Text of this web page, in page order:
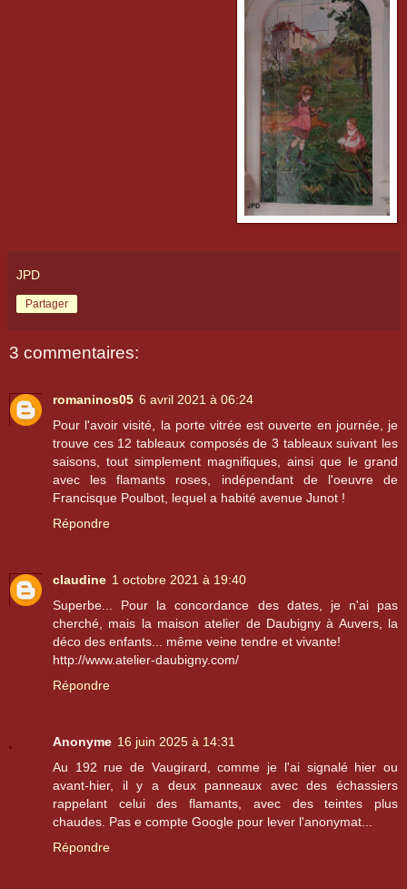
JPD
Partager
3 commentaires:
romaninos05 6 avril 2021 à 06:24
Pour l'avoir visité, la porte vitrée est ouverte en journée, je
trouve ces 12 tableaux composés de 3 tableaux suivant les
saisons, tout simplement magnifiques, ainsi que le grand
avec les flamants roses, indépendant de l'oeuvre de
Francisque Poulbot, lequel a habité avenue Junot !
Répondre
claudine 1 octobre 2021 à 19:40
Superbe... Pour la concordance des dates, je n'ai pas
cherché, mais la maison atelier de Daubigny à Auvers, la
déco des enfants... même veine tendre et vivante!
http://www.atelier-daubigny.com/
Répondre
Anonyme 16 juin 2025 à 14:31
Au 192 rue de Vaugirard, comme je l'ai signalé hier ou
avant-hier, il y a deux panneaux avec des échassiers
rappelant celui des flamants, avec des teintes plus
chaudes. Pas e compte Google pour lever l'anonymat...
Répondre